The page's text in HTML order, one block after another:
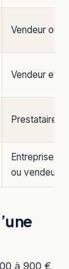
Vendeur ou
Vendeur et
Prestataire
Entreprise
ou vendeur
à 900 €